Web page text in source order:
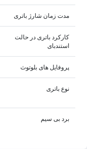
مدت زمان شارژ باتری
کارکرد باتری در حالت
استندبای
پروفایل های بلوتوث
نوع باتری
برد بی سیم